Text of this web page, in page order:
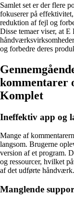
Samlet set er der flere
fokuserer på
reduktion af fejl og
Disse temaer viser, at
og forbedre deres
kommentarer
Komplet
Ineffektiv app og
Mange af
langsom. Brugerne
version af et program.
og ressourcer, hvilket
af det udførte håndværk.
Manglende